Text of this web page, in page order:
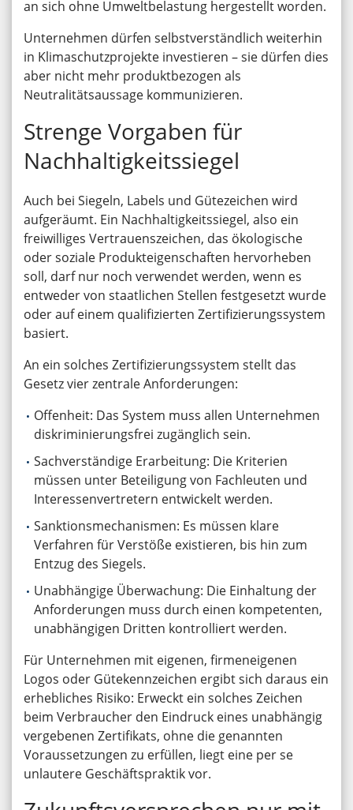
an sich ohne Umweltbelastung hergestellt worden.
Unternehmen dürfen selbstverständlich weiterhin
in Klimaschutzprojekte investieren – sie dürfen dies
aber nicht mehr produktbezogen als
Neutralitätsaussage kommunizieren.
Strenge Vorgaben für
Nachhaltigkeitssiegel
Auch bei Siegeln, Labels und Gütezeichen wird
aufgeräumt. Ein Nachhaltigkeitssiegel, also ein
freiwilliges Vertrauenszeichen, das ökologische
oder soziale Produkteigenschaften hervorheben
soll, darf nur noch verwendet werden, wenn es
entweder von staatlichen Stellen festgesetzt wurde
oder auf einem qualifizierten Zertifizierungssystem
basiert.
An ein solches Zertifizierungssystem stellt das
Gesetz vier zentrale Anforderungen:
Offenheit: Das System muss allen Unternehmen
diskriminierungsfrei zugänglich sein.
Sachverständige Erarbeitung: Die Kriterien
müssen unter Beteiligung von Fachleuten und
Interessenvertretern entwickelt werden.
Sanktionsmechanismen: Es müssen klare
Verfahren für Verstöße existieren, bis hin zum
Entzug des Siegels.
Unabhängige Überwachung: Die Einhaltung der
Anforderungen muss durch einen kompetenten,
unabhängigen Dritten kontrolliert werden.
Für Unternehmen mit eigenen, firmeneigenen
Logos oder Gütekennzeichen ergibt sich daraus ein
erhebliches Risiko: Erweckt ein solches Zeichen
beim Verbraucher den Eindruck eines unabhängig
vergebenen Zertifikats, ohne die genannten
Voraussetzungen zu erfüllen, liegt eine per se
unlautere Geschäftspraktik vor.